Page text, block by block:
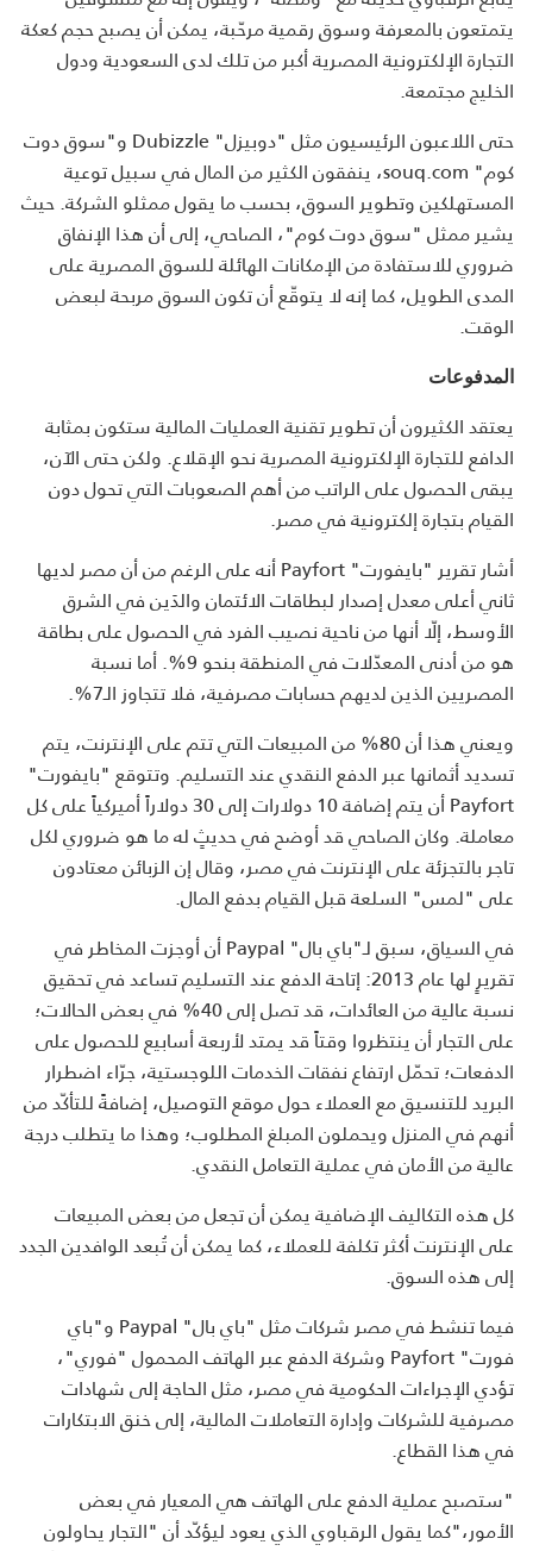
يتمتعون بالمعرفة وسوق رقمية مرحّبة، يمكن أن يصبح حجم كعكة
التجارة الإلكترونية المصرية أكبر من تلك لدى السعودية ودول
الخليج مجتمعة.
حتى اللاعبون الرئيسيون مثل "دوبيزل" Dubizzle و"سوق دوت
كوم" souq.com، ينفقون الكثير من المال في سبيل توعية
المستهلكين وتطوير السوق، بحسب ما يقول ممثلو الشركة. حيث
يشير ممثل "سوق دوت كوم"، الصاحي، إلى أن هذا الإنفاق
ضروري للاستفادة من الإمكانات الهائلة للسوق المصرية على
المدى الطويل، كما إنه لا يتوقّع أن تكون السوق مربحة لبعض
الوقت.
المدفوعات
يعتقد الكثيرون أن تطوير تقنية العمليات المالية ستكون بمثابة
الدافع للتجارة الإلكترونية المصرية نحو الإقلاع. ولكن حتى الآن،
يبقى الحصول على الراتب من أهم الصعوبات التي تحول دون
القيام بتجارة إلكترونية في مصر.
أشار تقرير "بايفورت" Payfort أنه على الرغم من أن مصر لديها
ثاني أعلى معدل إصدار لبطاقات الائتمان والدَين في الشرق
الأوسط، إلّا أنها من ناحية نصيب الفرد في الحصول على بطاقة
هو من أدنى المعدّلات في المنطقة بنحو 9%. أما نسبة
المصريين الذين لديهم حسابات مصرفية، فلا تتجاوز الـ7%.
ويعني هذا أن 80% من المبيعات التي تتم على الإنترنت، يتم
تسديد أثمانها عبر الدفع النقدي عند التسليم. وتتوقع "بايفورت"
Payfort أن يتم إضافة 10 دولارات إلى 30 دولاراً أميركياً على كل
معاملة. وكان الصاحي قد أوضح في حديثٍ له ما هو ضروري لكل
تاجر بالتجزئة على الإنترنت في مصر، وقال إن الزبائن معتادون
على "لمس" السلعة قبل القيام بدفع المال.
في السياق، سبق لـ"باي بال" Paypal أن أوجزت المخاطر في
تقريرٍ لها عام 2013: إتاحة الدفع عند التسليم تساعد في تحقيق
نسبة عالية من العائدات، قد تصل إلى 40% في بعض الحالات؛
على التجار أن ينتظروا وقتاً قد يمتد لأربعة أسابيع للحصول على
الدفعات؛ تحمّل ارتفاع نفقات الخدمات اللوجستية، جرّاء اضطرار
البريد للتنسيق مع العملاء حول موقع التوصيل، إضافةً للتأكّد من
أنهم في المنزل ويحملون المبلغ المطلوب؛ وهذا ما يتطلب درجة
عالية من الأمان في عملية التعامل النقدي.
كل هذه التكاليف الإضافية يمكن أن تجعل من بعض المبيعات
على الإنترنت أكثر تكلفة للعملاء، كما يمكن أن تُبعد الوافدين الجدد
إلى هذه السوق.
فيما تنشط في مصر شركات مثل "باي بال" Paypal و"باي
فورت" Payfort وشركة الدفع عبر الهاتف المحمول "فوري"،
تؤدي الإجراءات الحكومية في مصر، مثل الحاجة إلى شهادات
مصرفية للشركات وإدارة التعاملات المالية، إلى خنق الابتكارات
في هذا القطاع.
"ستصبح عملية الدفع على الهاتف هي المعيار في بعض
الأمور،"كما يقول الرقباوي الذي يعود ليؤكّد أن "التجار يحاولون